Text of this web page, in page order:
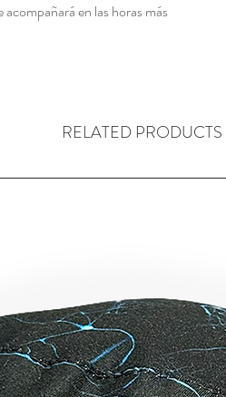
en las horas más
RELATED PRODUCTS